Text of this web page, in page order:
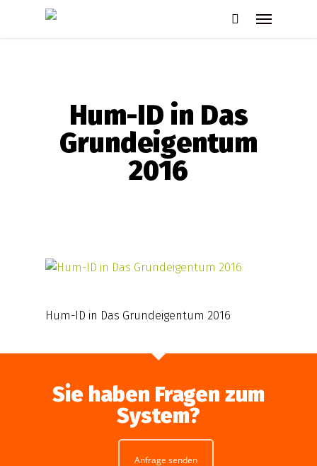
Menu
Hum-ID in Das
Grundeigentum
2016
Hum-ID in Das Grundeigentum 2016
Sie haben Fragen zum
System?
Anfrage senden